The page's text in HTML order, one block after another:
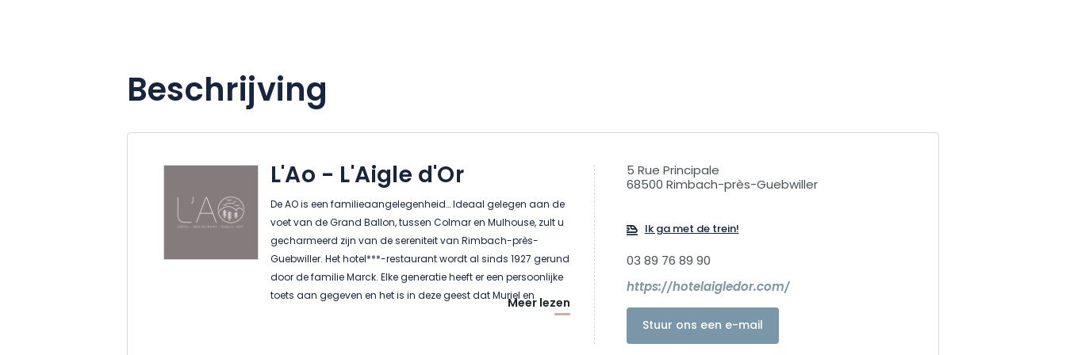
Beschrijving
L'Ao - L'Aigle d'Or
De AO is een familieaangelegenheid… Ideaal gelegen aan de
voet van de Grand Ballon, tussen Colmar en Mulhouse, zult u
gecharmeerd zijn van de sereniteit van Rimbach-près-
Guebwiller. Het hotel***-restaurant wordt al sinds 1927 gerund
door de familie Marck. Elke generatie heeft er een persoonlijke
toets aan gegeven en het is in deze geest dat Muriel en
Thibaut, de 4e generatie, de familietraditie van gastvrijheid
Meer lezen
5 Rue Principale
68500 Rimbach-près-Guebwiller
Ik ga met de trein!
03 89 76 89 90
https://hotelaigledor.com/
Stuur ons een e-mail